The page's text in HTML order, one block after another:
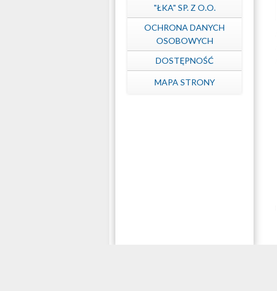
"ŁKA" SP. Z O.O.
OCHRONA DANYCH
OSOBOWYCH
DOSTĘPNOŚĆ
MAPA STRONY